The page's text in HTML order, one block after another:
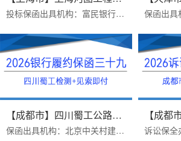
投标保函出具机构：富民银行保函受益人：上海河图工程股份有限公司保函金额：50000出函时间：2026年07月16日办理优势：1 完全符合招标文件要求（招标文件有格式要求）2费用...
【成都市】四川蜀工公路工程试验...
保函出具机构：北京中关村建行保函受益人：四川蜀工公路工程试验检测有限公司办理时效：三个工作日办理优势：1.保函见索即付格式，免反担保措施2.保函有效期4年，期限长，价...